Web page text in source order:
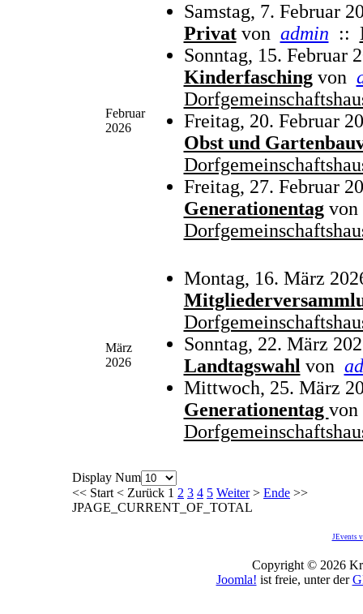
Februar
2026
Samstag, 7. Februar
Privatvon admin ::
Sonntag, 15. Februar
Kinderfaschingvon
Freitag, 20. Februar
Obst und
Freitag, 27. Februar
Generationentagvon
März
2026
Montag, 16. März
Sonntag, 22. März
Landtagswahl von
Mittwoch, 25. März
Generationentag von
Display Num
<< Start < Zurück 1 2 3 4 5 Weiter> Ende >>
JPAGE_CURRENT_OF_TOTAL
JEvents
Copyright © 2026
Joomla! ist freie, unter der